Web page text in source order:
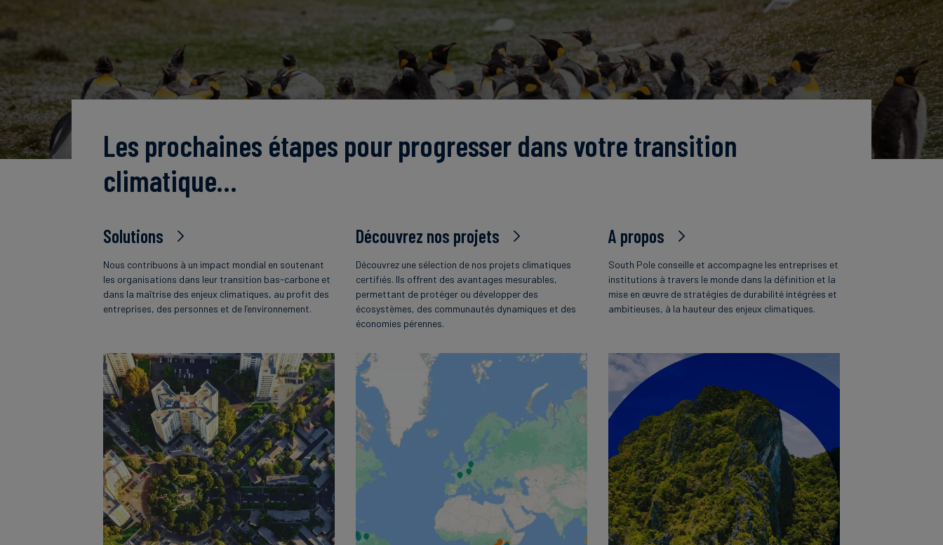
Les prochaines étapes pour progresser dans votre transition
climatique…
Solutions
Nous contribuons à un impact mondial en soutenant
les organisations dans leur transition bas-carbone et
dans la maîtrise des enjeux climatiques, au profit des
entreprises, des personnes et de l’environnement.
Découvrez nos projets
Découvrez une sélection de nos projets climatiques
certifiés. Ils offrent des avantages mesurables,
permettant de protéger ou développer des
écosystèmes, des communautés dynamiques et des
économies pérennes.
A propos
South Pole conseille et accompagne les entreprises et
institutions à travers le monde dans la définition et la
mise en œuvre de stratégies de durabilité intégrées et
ambitieuses, à la hauteur des enjeux climatiques.